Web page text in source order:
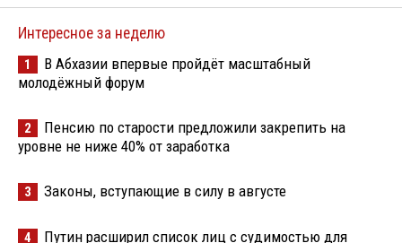
Интересное за неделю
1
В Абхазии впервые пройдёт масштабный
молодёжный форум
2
Пенсию по старости предложили закрепить на
уровне не ниже 40% от заработка
3 Законы, вступающие в силу в августе
4
Путин расширил список лиц с судимостью для